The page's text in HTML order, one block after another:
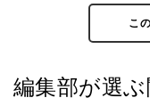
こ
編集部が選